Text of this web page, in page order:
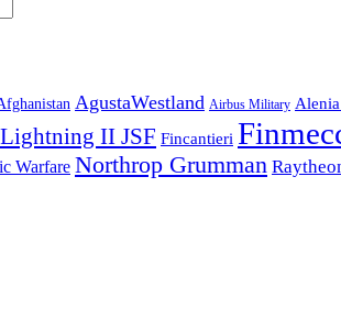
AgustaWestland Airbus Military
II JSF Fincantieri
Warfare Northrop Grumman